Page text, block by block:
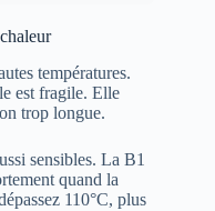
températures.
est fragile. Elle
trop longue.
sensibles. La B1
quand la
110°C, plus